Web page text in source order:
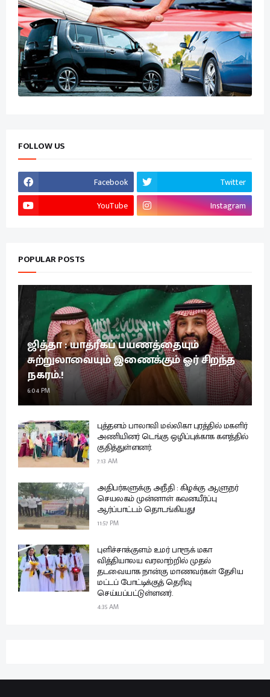
FOLLOW US
Facebook
Twitter
YouTube
Instagram
POPULAR POSTS
ஜித்தா : யாத்ரீகப் பயணத்தையும்
சுற்றுலாவையும் இணைக்கும் ஓர் சிறந்த
நகரம்.!
6:04 PM
புத்தளம் பாலாவி மல்லிகா புரத்தில் மகளிர்
அணியினர் டெங்கு ஒழிப்புக்காக களத்தில்
குதித்துள்ளனர்.
7:13 AM
அதிபர்களுக்கு அநீதி : கிழக்கு ஆளுநர்
செயலகம் முன்னாள் கவனயீர்ப்பு
ஆர்ப்பாட்டம் தொடங்கியது!
11:57 PM
புளிச்சாக்குளம் உமர் பாரூக் மகா
வித்தியாலய வரலாற்றில் முதல்
தடவையாக நான்கு மாணவர்கள் தேசிய
மட்டப் போட்டிக்குத் தெரிவு
செய்யப்பட்டுள்ளனர்.
4:35 AM